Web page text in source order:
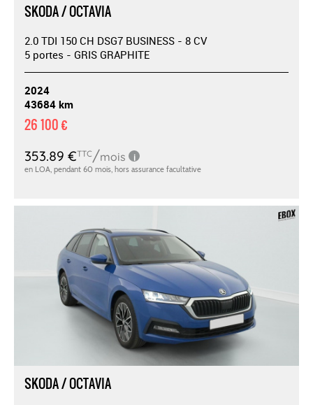
SKODA / OCTAVIA
2.0 TDI 150 CH DSG7 BUSINESS - 8 CV
5 portes - GRIS GRAPHITE
2024
43684 km
26 100 €
SKODA / OCTAVIA